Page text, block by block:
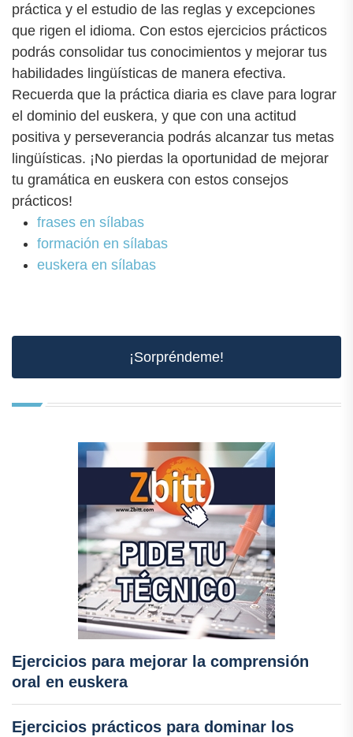
práctica y el estudio de las reglas y excepciones
que rigen el idioma. Con estos ejercicios prácticos
podrás consolidar tus conocimientos y mejorar tus
habilidades lingüísticas de manera efectiva.
Recuerda que la práctica diaria es clave para lograr
el dominio del euskera, y que con una actitud
positiva y perseverancia podrás alcanzar tus metas
lingüísticas. ¡No pierdas la oportunidad de mejorar
tu gramática en euskera con estos consejos
prácticos!
frases en sílabas
formación en sílabas
euskera en sílabas
¡Sorpréndeme!
Ejercicios para mejorar la comprensión
oral en euskera
Ejercicios prácticos para dominar los